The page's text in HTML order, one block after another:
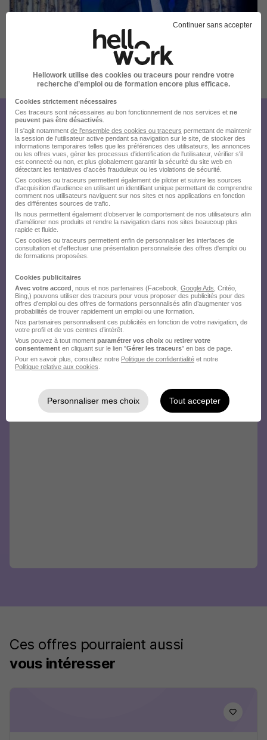
Publiée le 10/07/2026 - Réf : REF19382G
Créez votre compte Hellowork et
envoyez votre candidature !
Ces offres pourraient aussi
vous intéresser
Continuer sans accepter
Hellowork utilise des cookies ou traceurs pour rendre votre
recherche d’emploi ou de formation encore plus efficace.
Cookies strictement nécessaires
Ces traceurs sont nécessaires au bon fonctionnement de nos services et ne
peuvent pas être désactivés
Il s'agit notamment de l'ensemble des cookies ou traceurs permettant de maintenir
la session de l'utilisateur active pendant sa navigation sur le site, de stocker des
informations temporaires telles que les préférences des utilisateurs, les annonces
ou les offres vues, gérer les processus d'identification de l'utilisateur, vérifier s'il
est connecté ou non, et plus globalement garantir la sécurité du site web en
détectant les tentatives d'accès frauduleux ou les violations de sécurité.
Ces cookies ou traceurs permettent également de piloter et suivre les sources
d'acquisition d'audience en utilisant un identifiant unique permettant de comprendre
comment nos utilisateurs naviguent sur nos sites et nos applications en fonction
des différentes sources de trafic.
Ils nous permettent également d’observer le comportement de nos utilisateurs afin
d'améliorer nos produits et rendre la navigation dans nos sites beaucoup plus
rapide et fluide.
Ces cookies ou traceurs permettent enfin de personnaliser les interfaces de
consultation et d'effectuer une présentation personnalisée des offres d'emploi ou
de formations proposées.
Cookies publicitaires
Avec votre accord , nous et nos partenaires (Facebook, Google Ads , Critéo,
Bing,) pouvons utiliser des traceurs pour vous proposer des publicités pour des
offres d’emploi ou des offres de formations personnalisés afin d’augmenter vos
probabilités de trouver rapidement un emploi ou une formation.
Nos partenaires personnalisent ces publicités en fonction de votre navigation, de
votre profil et de vos centres d’intérêt.
Vous pouvez à tout moment paramétrer vos choix ou retirer votre
consentement en cliquant sur le lien "Gérer les traceurs" en bas de page.
Pour en savoir plus, consultez notre Politique de confidentialité et notre
Politique relative aux cookies
Personnaliser mes choix Tout accepter